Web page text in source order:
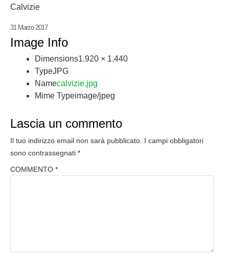
Calvizie
31 Marzo 2017
Image Info
Dimensions1.920 × 1.440
TypeJPG
Namecalvizie.jpg
Mime Typeimage/jpeg
Lascia un commento
Il tuo indirizzo email non sarà pubblicato. I campi obbligatori
sono contrassegnati *
COMMENTO *